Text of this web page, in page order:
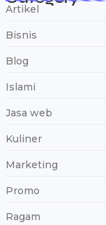
Artikel
Bisnis
Blog
Islami
Jasa web
Kuliner
Marketing
Promo
Ragam